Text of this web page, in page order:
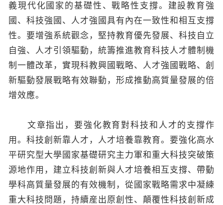
義現代化國家的基礎性、戰略性支撐。建設教育強
國、科技強國、人才強國具有內在一致性和相互支撐
性。要增強系統觀念，堅持教育優先發展、科技自立
自強、人才引領驅動，統籌推進教育科技人才體制機
制一體改革，實現科教興國戰略、人才強國戰略、創
新驅動發展戰略有效聯動，形成推動高質量發展的倍
增效應。
文章指出，要強化教育對科技和人才的支撐作
用。科技創新靠人才，人才培養靠教育。要強化高水
平研究型大學國家基礎研究主力軍和重大科技突破策
源地作用，建立科技創新與人才培養相互支撐、帶動
學科高質量發展的有效機制，從國家戰略需求中凝練
重大科技問題，持續産出原創性、顛覆性科技創新成